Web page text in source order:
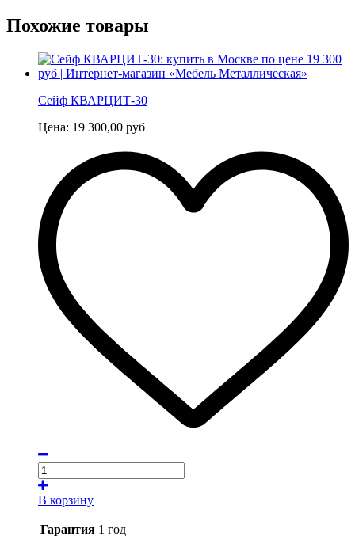
Похожие товары
Сейф КВАРЦИТ-30
Цена: 19 300,00 руб
В корзину
Гарантия 1 год